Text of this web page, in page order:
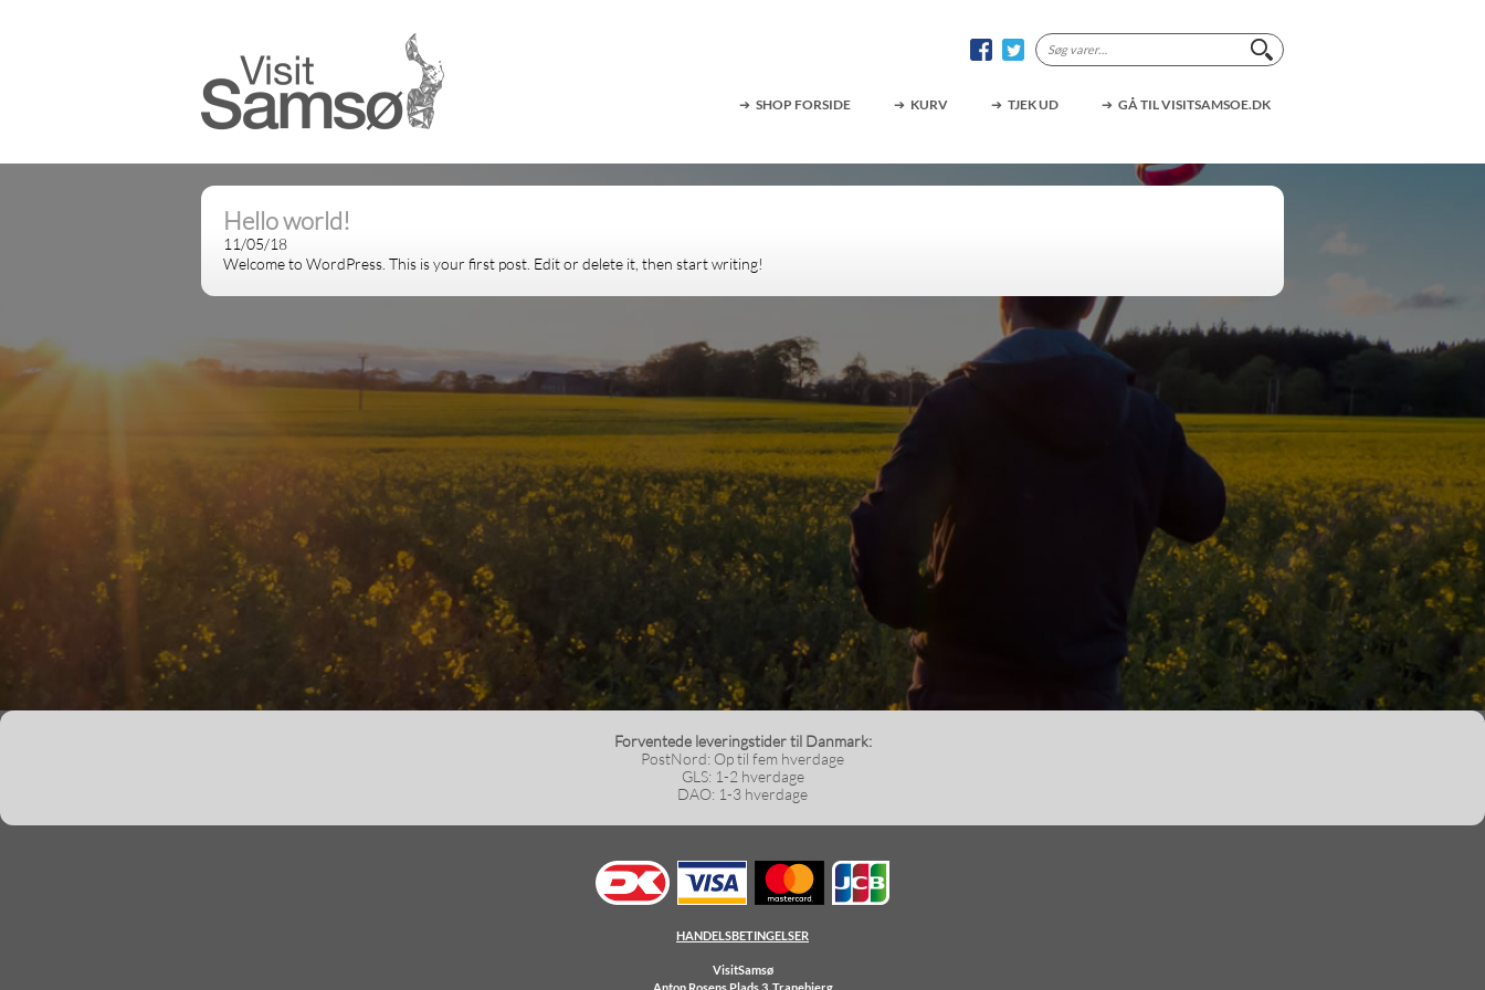
Søg
efter:
SHOP FORSIDE KURV TJEK UD GÅ TIL VISITSAMSOE.DK
Hello world!
11/05/18
Welcome to WordPress. This is your first post. Edit or delete it, then start writing!
Forventede leveringstider til Danmark:
PostNord: Op til fem hverdage
GLS: 1-2 hverdage
DAO: 1-3 hverdage
HANDELSBETINGELSER
VisitSamsø